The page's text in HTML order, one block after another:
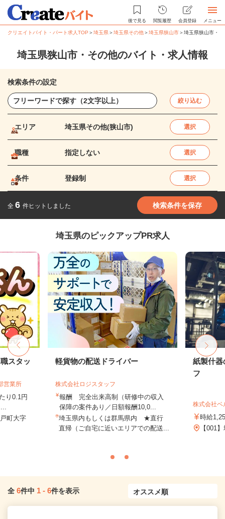
後で見る 閲覧履歴 会員登録 メニュー
クリエイトバイト・パート求人TOP ＞埼玉県＞埼玉県その他＞埼玉県狭山市＞埼玉県狭山市・
埼玉県狭山市・その他のバイト・求人情報
検索条件の設定
絞り込む
エリア 埼玉県その他(狭山市) 選択
職種 指定しない 選択
条件 登録制 選択
全 6 件ヒットしました 検索条件を保存
埼玉県のピックアップPR求人
スタッ
営業所
り0.1円
町大字
軽貨物の配送ドライバー
株式会社ロジスタッフ
報酬 完全出来高制（研修中の収入
保障の案件あり／日額報酬10,0...
埼玉県内もしくは群馬県内 ★直行
直帰（ご自宅に近いエリアでの配送...
紙製什器
フ
株式会社ベ
時給
【001
全 6件中 1 - 6件を表示